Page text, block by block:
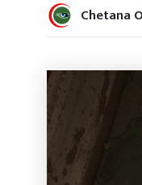
Chetana